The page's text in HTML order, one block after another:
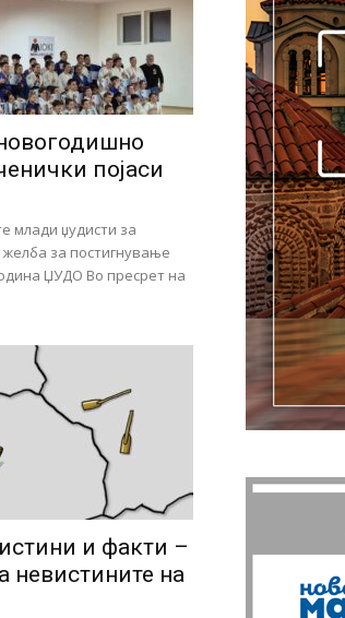
појаси
млади џудисти за
желба за постигнување
ЏУДО Во пресрет на
и факти –
невистините на